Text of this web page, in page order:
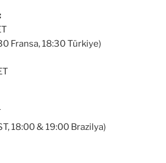
Fransa, 18:30 Türkiye)
18:00 & 19:00 Brazilya)